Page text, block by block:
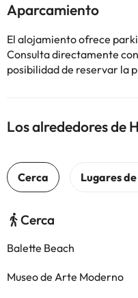
Aparcamiento
El alojamiento ofrece
Consulta directamente
posibilidad de reservar la
Los alrededores de
Cerca
Balette Beach
Museo de Arte Moderno